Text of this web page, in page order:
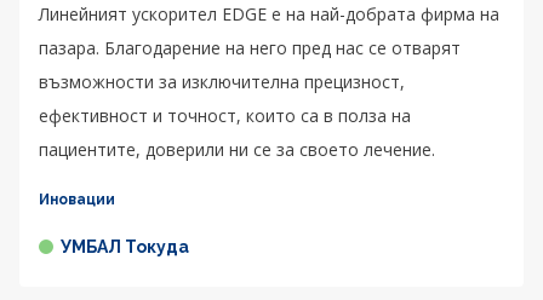
Линейният ускорител EDGE е на най-добрата фирма на
пазара. Благодарение на него пред нас се отварят
възможности за изключителна прецизност,
ефективност и точност, които са в полза на
пациентите, доверили ни се за своето лечение.
Иновации
УМБАЛ Токуда